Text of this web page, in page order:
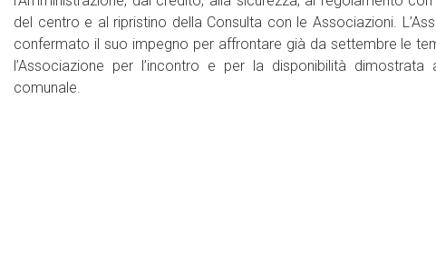
del centro e al ripristino della Consulta con le Associazioni.
confermato il suo impegno per affrontare già da settembre le
l’Associazione per l’incontro e per la disponibilità
comunale.